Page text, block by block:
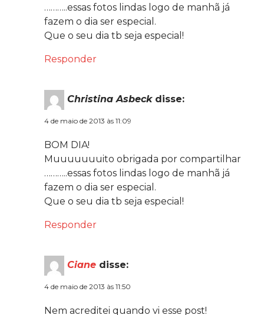
………..essas fotos lindas logo de manhã já
fazem o dia ser especial.
Que o seu dia tb seja especial!
Responder
Christina Asbeck disse:
4 de maio de 2013 às 11:09
BOM DIA!
Muuuuuuuito obrigada por compartilhar
………..essas fotos lindas logo de manhã já
fazem o dia ser especial.
Que o seu dia tb seja especial!
Responder
Ciane disse:
4 de maio de 2013 às 11:50
Nem acreditei quando vi esse post!